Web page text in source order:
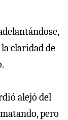
claridad de
alejó del
pero